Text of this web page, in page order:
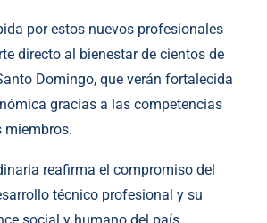
por estos nuevos profesionales
directo al bienestar de cientos de
Domingo, que verán fortalecida
gracias a las competencias
miembros.
reafirma el compromiso del
técnico profesional y su